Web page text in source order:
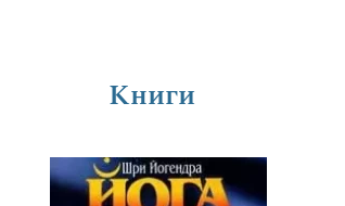
Книги